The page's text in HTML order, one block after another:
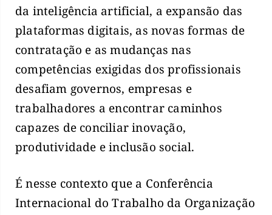
da inteligência artificial, a expansão das
plataformas digitais, as novas formas de
contratação e as mudanças nas
competências exigidas dos profissionais
desafiam governos, empresas e
trabalhadores a encontrar caminhos
capazes de conciliar inovação,
produtividade e inclusão social.
É nesse contexto que a Conferência
Internacional do Trabalho da Organização